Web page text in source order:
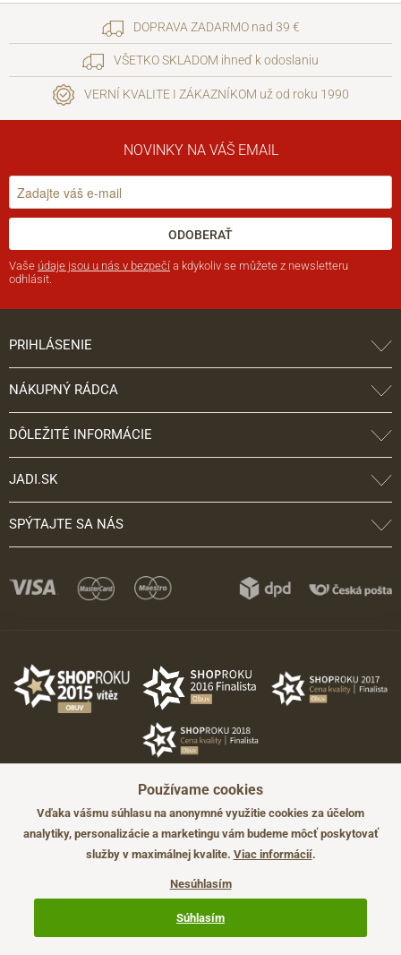
DOPRAVA ZADARMO nad 39 €
VŠETKO SKLADOM ihneď k odoslaniu
VERNÍ KVALITE I ZÁKAZNÍKOM už od roku 1990
NOVINKY NA VÁŠ EMAIL
ODOBERAŤ
Vaše údaje jsou u nás v bezpečí a kdykoliv se můžete z newsletteru
odhlásit.
PRIHLÁSENIE
NÁKUPNÝ RÁDCA
DÔLEŽITÉ INFORMÁCIE
JADI.SK
SPÝTAJTE SA NÁS
Údaje majú len informatívny charakter a môžu byť zmenené bez
Používame cookies
Vďaka vášmu súhlasu na anonymné využitie cookies za účelom
analytiky, personalizácie a marketingu vám budeme môcť poskytovať
služby v maximálnej kvalite. Viac informácií.
Nesúhlasím
Súhlasím